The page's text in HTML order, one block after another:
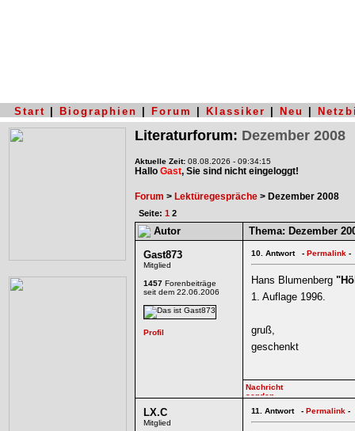
Start Biographien Forum Klassiker Neu
Literaturforum: Dezember 2008
Aktuelle Zeit: 08.08.2026 - 09:34:15
Hallo Gast, Sie sind nicht eingeloggt!
Forum > Lektüregespräche > Dezember 2008
Seite: 1 2
Autor Thema: Dezember
Gast873
Mitglied
1457 Forenbeiträge
seit dem 22.06.2006
10. Antwort - Permalink -
Hans Blumenberg
1. Auflage 1996.
gruß,
geschenkt
LX.C
Mitglied
11. Antwort - Permalink -